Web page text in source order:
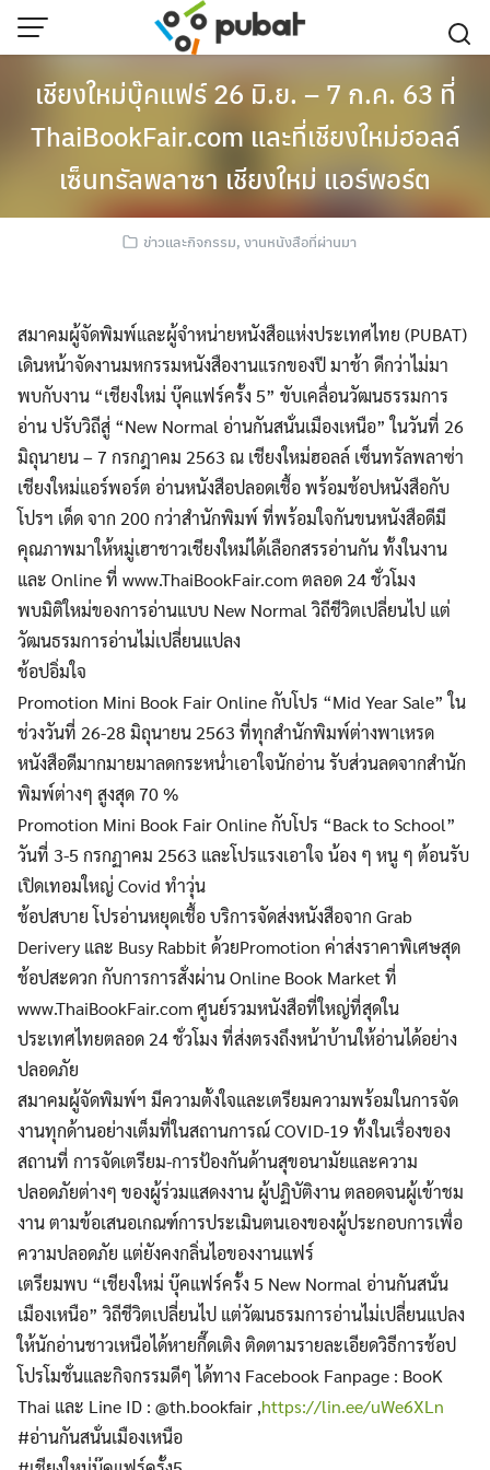
Skip
Search
for:
เชียงใหม่บุ๊คแฟร์ 26 มิ.ย. – 7 ก.ค. 63 ที่
ThaiBookFair.com และที่เชียงใหม่ฮอลล์
เซ็นทรัลพลาซา เชียงใหม่ แอร์พอร์ต
ข่าวและกิจกรรม, งานหนังสือที่ผ่านมา
สมาคมผู้จัดพิมพ์และผู้จำหน่ายหนังสือแห่งประเทศไทย (PUBAT)
เดินหน้าจัดงานมหกรรมหนังสืองานแรกของปี มาช้า ดีกว่าไม่มา
พบกับงาน “เชียงใหม่ บุ๊คแฟร์ครั้ง 5” ขับเคลื่อนวัฒนธรรมการ
อ่าน ปรับวิถีสู่ “New Normal อ่านกันสนั่นเมืองเหนือ” ในวันที่ 26
มิถุนายน – 7 กรกฎาคม 2563 ณ เชียงใหม่ฮอลล์ เซ็นทรัลพลาซ่า
เชียงใหม่แอร์พอร์ต อ่านหนังสือปลอดเชื้อ พร้อมช้อปหนังสือกับ
โปรฯ เด็ด จาก 200 กว่าสำนักพิมพ์ ที่พร้อมใจกันขนหนังสือดีมี
คุณภาพมาให้หมู่เฮาชาวเชียงใหม่ได้เลือกสรรอ่านกัน ทั้งในงาน
และ Online ที่ www.ThaiBookFair.com ตลอด 24 ชั่วโมง
พบมิติใหม่ของการอ่านแบบ New Normal วิถีชีวิตเปลี่ยนไป แต่
วัฒนธรมการอ่านไม่เปลี่ยนแปลง
ช้อปอิ่มใจ
Promotion Mini Book Fair Online กับโปร “Mid Year Sale” ใน
ช่วงวันที่ 26-28 มิถุนายน 2563 ที่ทุกสำนักพิมพ์ต่างพาเหรด
หนังสือดีมากมายมาลดกระหน่ำเอาใจนักอ่าน รับส่วนลดจากสำนัก
พิมพ์ต่างๆ สูงสุด 70 %
Promotion Mini Book Fair Online กับโปร “Back to School”
วันที่ 3-5 กรกฏาคม 2563 และโปรแรงเอาใจ น้อง ๆ หนู ๆ ต้อนรับ
เปิดเทอมใหญ่ Covid ทำวุ่น
ช้อปสบาย โปรอ่านหยุดเชื้อ บริการจัดส่งหนังสือจาก Grab
Derivery และ Busy Rabbit ด้วยPromotion ค่าส่งราคาพิเศษสุด
ช้อปสะดวก กับการการสั่งผ่าน Online Book Market ที่
www.ThaiBookFair.com ศูนย์รวมหนังสือที่ใหญ่ที่สุดใน
ประเทศไทยตลอด 24 ชั่วโมง ที่ส่งตรงถึงหน้าบ้านให้อ่านได้อย่าง
ปลอดภัย
สมาคมผู้จัดพิมพ์ฯ มีความตั้งใจและเตรียมความพร้อมในการจัด
งานทุกด้านอย่างเต็มที่ในสถานการณ์ COVID-19 ทั้งในเรื่องของ
สถานที่ การจัดเตรียม-การป้องกันด้านสุขอนามัยและความ
ปลอดภัยต่างๆ ของผู้ร่วมแสดงงาน ผู้ปฏิบัติงาน ตลอดจนผู้เข้าชม
งาน ตามข้อเสนอเกณฑ์การประเมินตนเองของผู้ประกอบการเพื่อ
ความปลอดภัย แต่ยังคงกลิ่นไอของงานแฟร์
เตรียมพบ “เชียงใหม่ บุ๊คแฟร์ครั้ง 5 New Normal อ่านกันสนั่น
เมืองเหนือ” วิถีชีวิตเปลี่ยนไป แต่วัฒนธรมการอ่านไม่เปลี่ยนแปลง
ให้นักอ่านชาวเหนือได้หายกึ๊ดเติง ติดตามรายละเอียดวิธีการช้อป
โปรโมชั่นและกิจกรรมดีๆ ได้ทาง Facebook Fanpage : BooK
Thai และ Line ID : @th.bookfair ,https://lin.ee/uWe6XLn
#อ่านกันสนั่นเมืองเหนือ